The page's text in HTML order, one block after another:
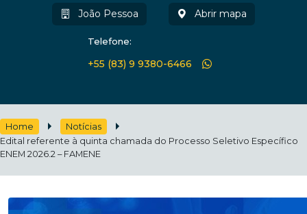
João Pessoa Abrir mapa
Telefone:
+55 (83) 9 9380-6466
Home
Notícias
Edital referente à quinta chamada do Processo Seletivo Específico
ENEM 2026.2 – FAMENE